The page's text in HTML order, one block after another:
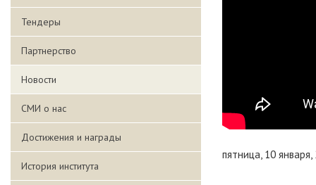
Тендеры
Партнерство
Новости
СМИ о нас
Достижения и награды
История института
пятница, 10 января,